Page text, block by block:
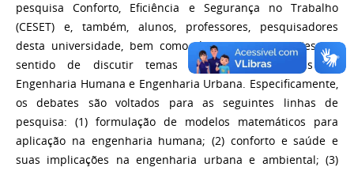
pesquisa Conforto, Eficiência e Segurança no Trabalho
(CESET) e, também, alunos, professores, pesquisadores
desta universidade, bem como de outras instituições, no
sentido de discutir temas vinculados às áreas de
Engenharia Humana e Engenharia Urbana. Especificamente,
os debates são voltados para as seguintes linhas de
pesquisa: (1) formulação de modelos matemáticos para
aplicação na engenharia humana; (2) conforto e saúde e
suas implicações na engenharia urbana e ambiental; (3)